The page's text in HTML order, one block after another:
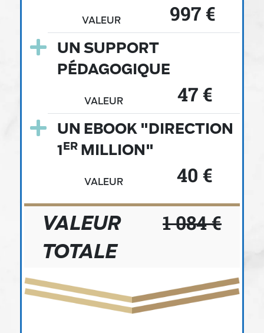
VALEUR 997 €
UN SUPPORT
PÉDAGOGIQUE
VALEUR 47 €
UN EBOOK "DIRECTION
1ER MILLION"
VALEUR 40 €
VALEUR
TOTALE
1 084€